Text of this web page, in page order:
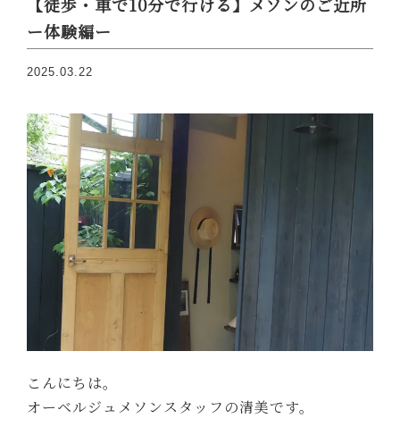
ー体験編ー
2025.03.22
こんにちは。
オーベルジュメソンスタッフの清美です。